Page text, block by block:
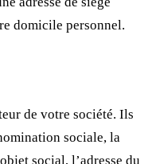
domicile personnel.
de votre société. Ils
sociale, la
social, l’adresse du